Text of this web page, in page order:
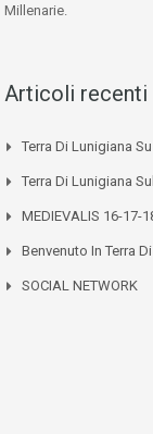
Millenarie.
Articoli recenti
Terra Di Lunigiana
Terra Di Lunigiana
MEDIEVALIS 16-17-
Benvenuto In Terra
SOCIAL NETWORK